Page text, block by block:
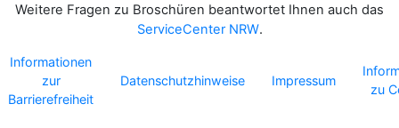
Weitere Fragen zu Broschüren beantwortet Ihnen auch das
ServiceCenter NRW.
Informationen
zur
Barrierefreiheit
Datenschutzhinweise Impressum
zu